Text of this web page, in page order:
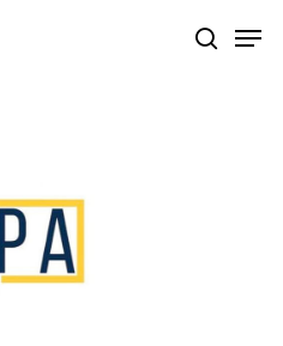
search